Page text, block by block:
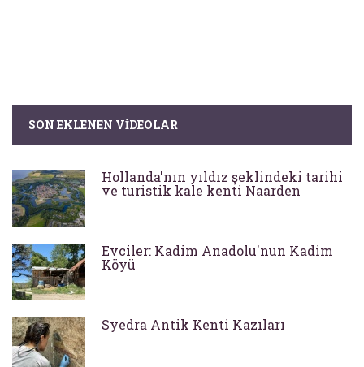
SON EKLENEN VIDEOLAR
Hollanda'nın yıldız şeklindeki tarihi
ve turistik kale kenti Naarden
Evciler: Kadim Anadolu'nun Kadim
Köyü
Syedra Antik Kenti Kazıları